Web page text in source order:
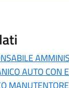
AUTO CON